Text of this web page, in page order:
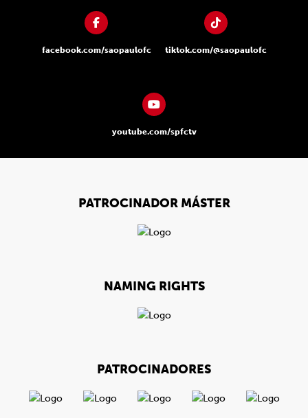
facebook.com/saopaulofc tiktok.com/@saopaulofc
youtube.com/spfctv
PATROCINADOR MÁSTER
NAMING RIGHTS
PATROCINADORES